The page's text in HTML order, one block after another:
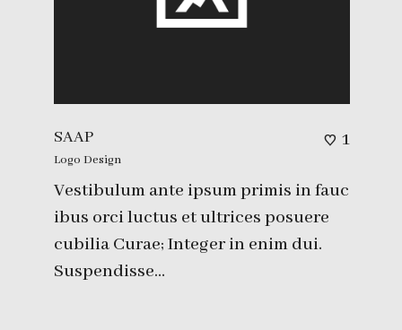
1
SAAP
Logo Design
Vestibulum ante ipsum primis in fauc
ibus orci luctus et ultrices posuere
cubilia Curae; Integer in enim dui.
Suspendisse…